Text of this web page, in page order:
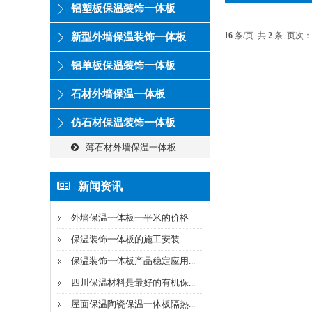
铝塑板保温装饰一体板
新型外墙保温装饰一体板
铝单板保温装饰一体板
石材外墙保温一体板
仿石材保温装饰一体板
薄石材外墙保温一体板
新闻资讯
外墙保温一体板一平米的价格
保温装饰一体板的施工安装
保温装饰一体板产品稳定应用...
四川保温材料是最好的有机保...
屋面保温陶瓷保温一体板隔热...
16 条/页 共 2 条 页次：